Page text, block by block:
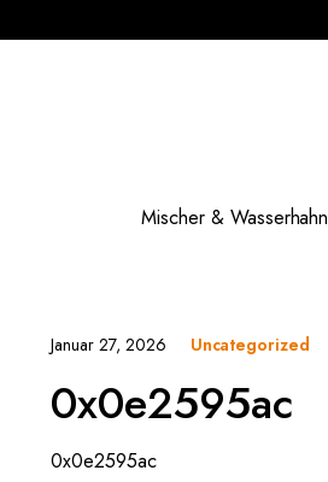
Mischer & Wasserhahn
Januar 27, 2026 Uncategorized
0x0e2595ac
0x0e2595ac